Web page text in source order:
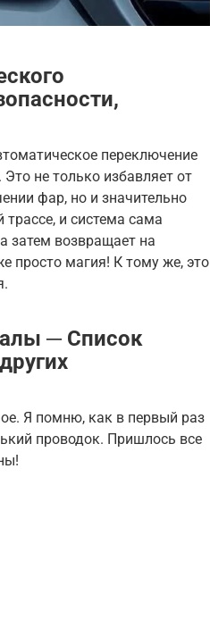
переключение
не только избавляет от
фар, но и значительно
и система сама
затем возвращает на
просто магия! К тому же, это
─ Список
Я помню, как в первый раз
проводок. Пришлось все